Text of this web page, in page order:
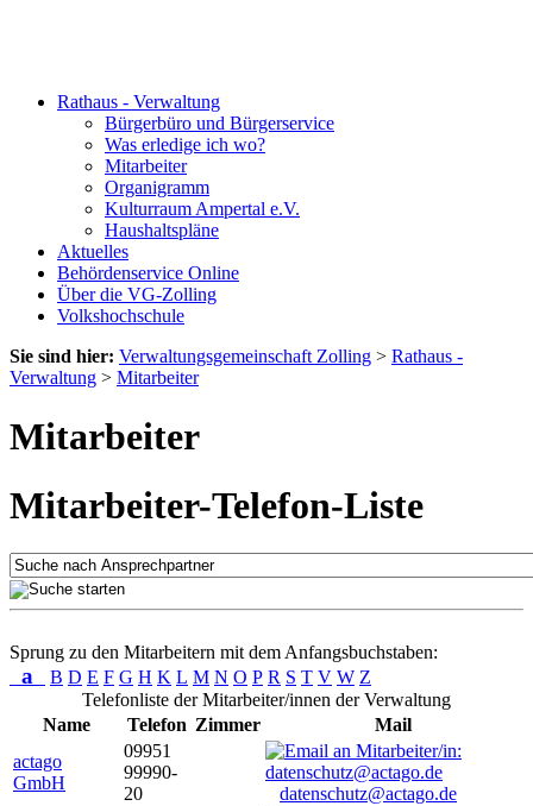
Rathaus - Verwaltung
Bürgerbüro und Bürgerservice
Was erledige ich wo?
Mitarbeiter
Organigramm
Kulturraum Ampertal e.V.
Haushaltspläne
Aktuelles
Behördenservice Online
Über die VG-Zolling
Volkshochschule
Sie sind hier: Verwaltungsgemeinschaft Zolling > Rathaus -
Verwaltung > Mitarbeiter
Mitarbeiter
Mitarbeiter-Telefon-Liste
Sprung zu den Mitarbeitern mit dem Anfangsbuchstaben:
a B D E F G H K L M N O P R S T V W Z
Telefonliste der Mitarbeiter/innen der Verwaltung
Name
Telefon Zimmer
Mail
actago
GmbH
09951
99990-
20
datenschutz@actago.de